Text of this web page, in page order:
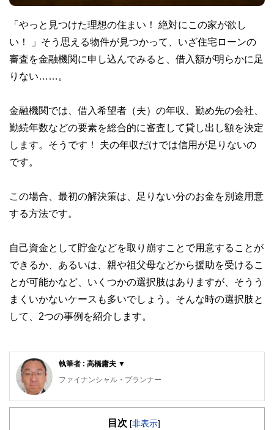
「やっと見つけた理想の住まい！ 絶対にこの家が欲し
い！ 」そう思える物件が見つかって、いざ住宅ローンの
審査を金融機関に申し込んでみると、借入額が明らかに足
りない……。
金融機関では、借入希望者（夫）の年収、勤め先の会社、
勤続年数などの要素を総合的に審査して貸し出し額を決定
します。そうです！ 夫の年収だけでは信用が足りないの
です。
この場合、最初の解決策は、足りない分のお金を別途用意
する方法です。
自己資金として貯金などを取り崩すことで用意することが
できるか、あるいは、親や祖父母などから援助を受けるこ
とが可能かなど、いくつかの選択肢はありますが、そうう
まくいかないケースも多いでしょう。そんな時の選択肢と
して、2つの事例を紹介します。
執筆者 : 高橋庸夫 ▼
ファイナンシャル・プランナー
住宅ローンアドバイザー ,宅地建物取引士, マンション管理
サラリーマン生活２４年、その間１０回以上の転勤を経験
目次 [非表示]